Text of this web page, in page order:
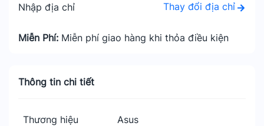
Nhập địa chỉ Thay đổi địa chỉ
Miễn Phí: Miễn phí giao hàng khi thỏa điều kiện
Thông tin chi tiết
Thương hiệu Asus